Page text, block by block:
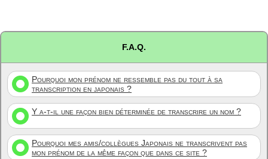
F.A.Q.
Pourquoi mon prénom ne ressemble pas du tout à sa
transcription en japonais ?
Y a-t-il une façon bien déterminée de transcrire un nom ?
Pourquoi mes amis/collègues Japonais ne transcrivent pas
mon prénom de la même façon que dans ce site ?